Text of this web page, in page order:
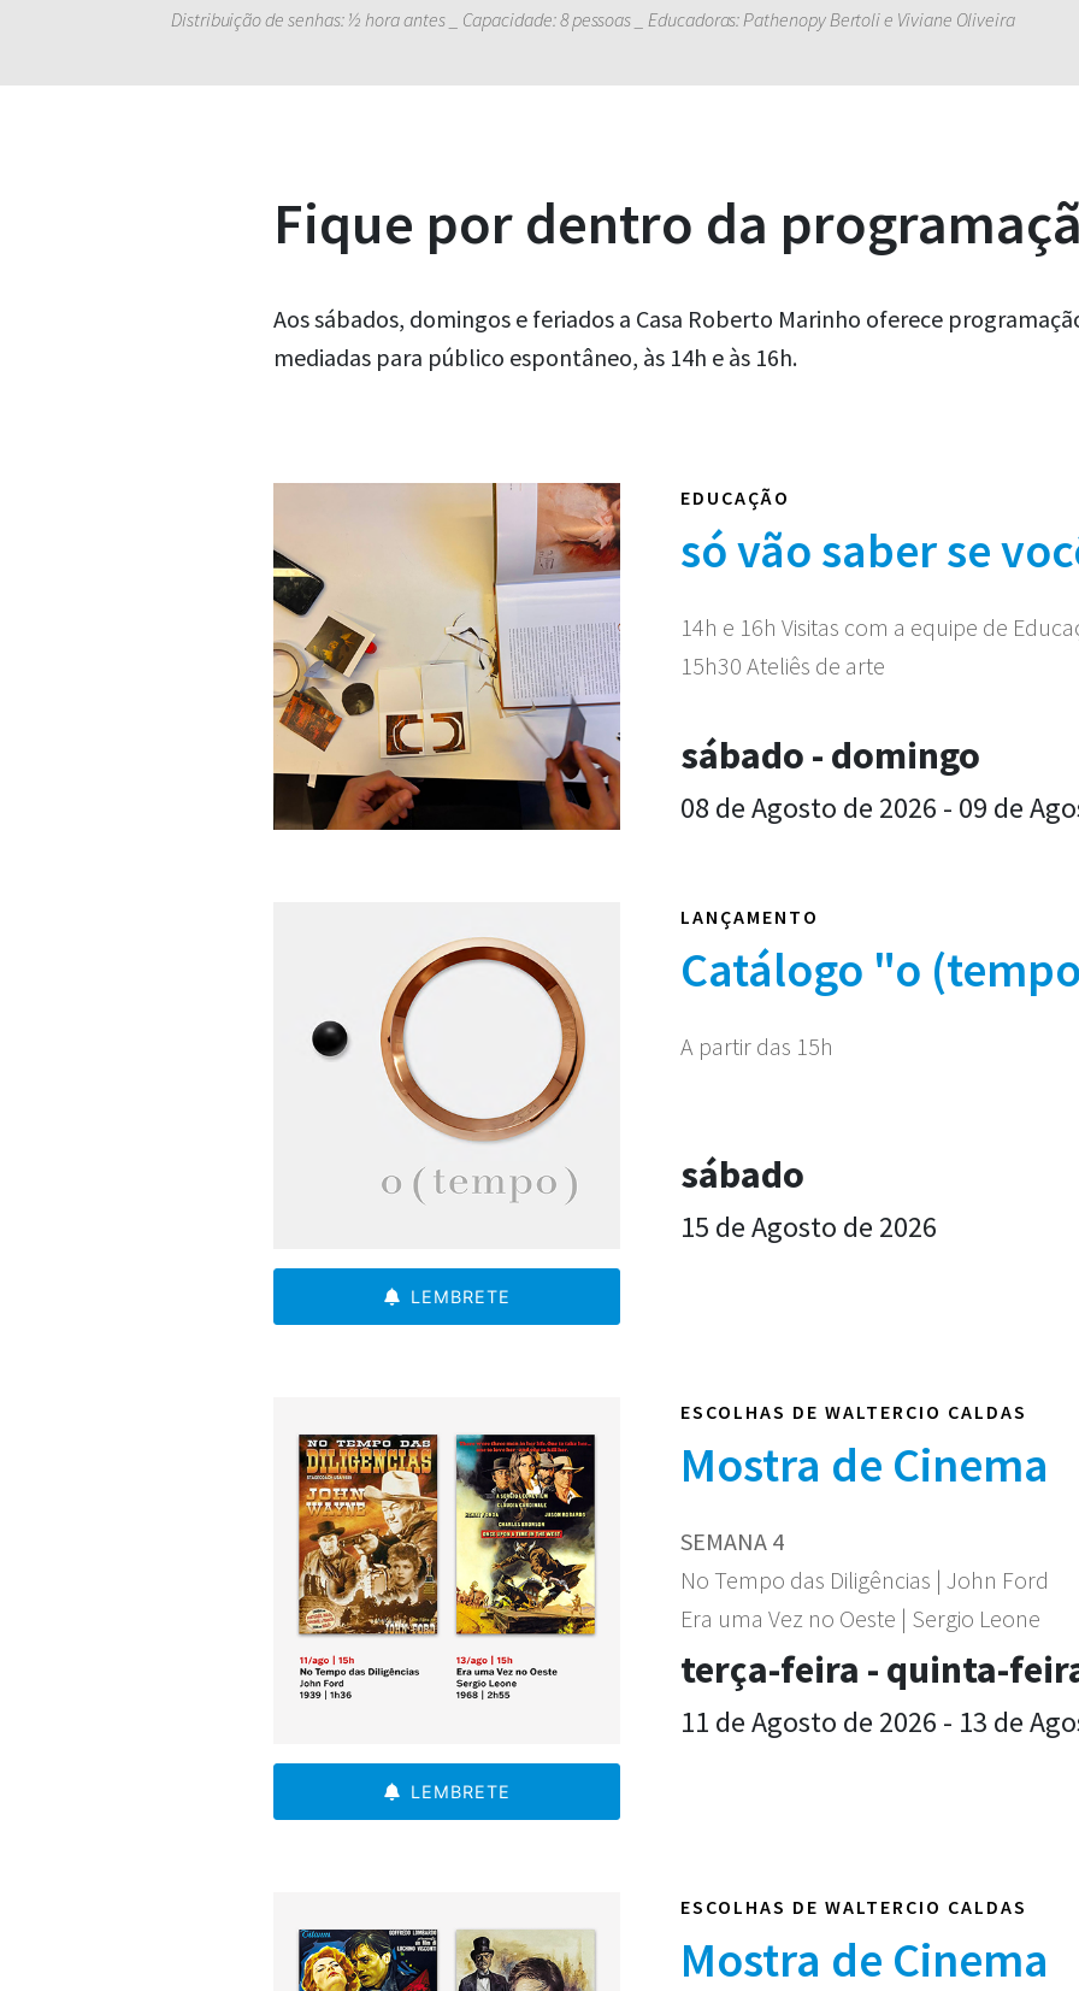
Distribuição de senhas: ½ hora antes _ Capacidade: 8 pessoas _ Educadoras: Pathenopy Bertoli e Viviane Oliveira
Fique por dentro da
Aos sábados, domingos e feriados a Casa Roberto Marinho oferece
mediadas para público espontâneo, às 14h e às 16h.
EDUCAÇÃO
só vão saber se
14h e 16h Visitas com a equipe de
15h30 Ateliês de arte
sábado - domingo
08 de Agosto de 2026 - 09 de
LEMBRETE
LANÇAMENTO
Catálogo "o
A partir das 15h
sábado
15 de Agosto de 2026
LEMBRETE
ESCOLHAS DE WALTERCIO CALDAS
Mostra de Cinema
SEMANA 4
No Tempo das Diligências | John Ford
Era uma Vez no Oeste | Sergio Leone
terça-feira - quinta-
11 de Agosto de 2026 - 13 de
ESCOLHAS DE WALTERCIO CALDAS
Mostra de Cinema